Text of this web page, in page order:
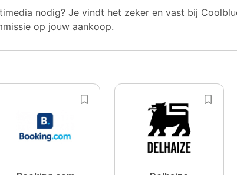
nodig? Je vindt het zeker en vast bij
op jouw aankoop.